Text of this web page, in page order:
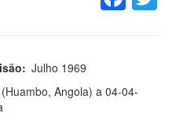
Julho 1969
Angola) a 04-04-